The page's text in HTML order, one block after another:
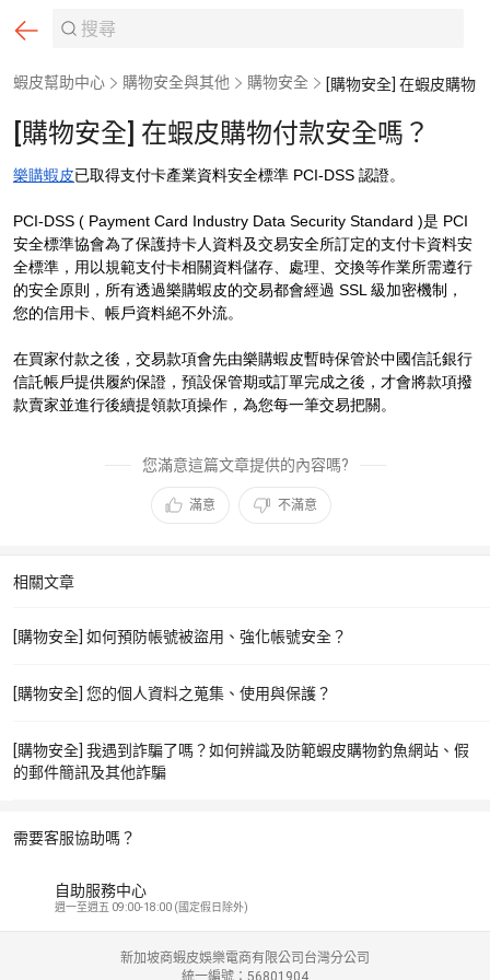
蝦皮幫助中心 購物安全與其他 購物安全 [購物安全] 在蝦皮購物付款安全嗎？
[購物安全] 在蝦皮購物付款安全嗎？
樂購蝦皮已取得支付卡產業資料安全標準 PCI-DSS 認證。
PCI-DSS ( Payment Card Industry Data Security Standard )是 PCI
安全標準協會為了保護持卡人資料及交易安全所訂定的支付卡資料安
全標準，用以規範支付卡相關資料儲存、處理、交換等作業所需遵行
的安全原則，所有透過樂購蝦皮的交易都會經過 SSL 級加密機制，
您的信用卡、帳戶資料絕不外流。
在買家付款之後，交易款項會先由樂購蝦皮暫時保管於中國信託銀行
信託帳戶提供履約保證，預設保管期或訂單完成之後，才會將款項撥
款賣家並進行後續提領款項操作，為您每一筆交易把關。
您滿意這篇文章提供的內容嗎?
滿意 不滿意
相關文章
[購物安全] 如何預防帳號被盜用、強化帳號安全？
[購物安全] 您的個人資料之蒐集、使用與保護？
[購物安全] 我遇到詐騙了嗎？如何辨識及防範蝦皮購物釣魚網站、假
的郵件簡訊及其他詐騙
需要客服協助嗎？
自助服務中心
週一至週五 09:00-18:00 (國定假日除外)
新加坡商蝦皮娛樂電商有限公司台灣分公司